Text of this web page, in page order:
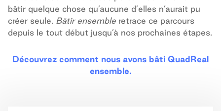
bâtir quelque chose qu’aucune d’elles n’aurait pu
créer seule. Bâtir ensemble retrace ce parcours
depuis le tout début jusqu’à nos prochaines étapes.
Découvrez comment nous avons bâti QuadReal
ensemble.